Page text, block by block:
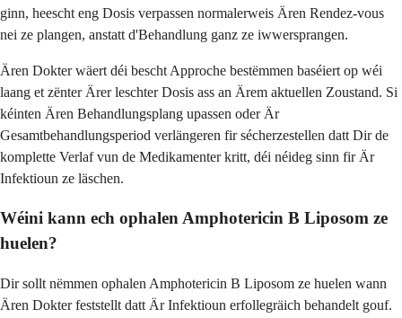
ginn, heescht eng Dosis verpassen normalerweis Ären Rendez-vous
nei ze plangen, anstatt d'Behandlung ganz ze iwwersprangen.
Ären Dokter wäert déi bescht Approche bestëmmen baséiert op wéi
laang et zënter Ärer leschter Dosis ass an Ärem aktuellen Zoustand. Si
kéinten Ären Behandlungsplang upassen oder Är
Gesamtbehandlungsperiod verlängeren fir sécherzestellen datt Dir de
komplette Verlaf vun de Medikamenter kritt, déi néideg sinn fir Är
Infektioun ze läschen.
Wéini kann ech ophalen Amphotericin B Liposom ze
huelen?
Dir sollt nëmmen ophalen Amphotericin B Liposom ze huelen wann
Ären Dokter feststellt datt Är Infektioun erfollegräich behandelt gouf.